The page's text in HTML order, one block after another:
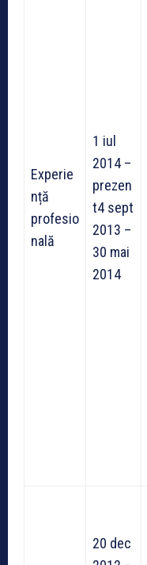
Experie
nță
profesio
nală
1 iul
2014 –
prezen
t4 sept
2013 –
30 mai
2014
20 dec